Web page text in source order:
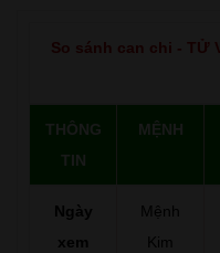
So sánh can chi - TỬ
THÔNG
TIN
MỆNH
Ngày
xem
Mệnh
Kim